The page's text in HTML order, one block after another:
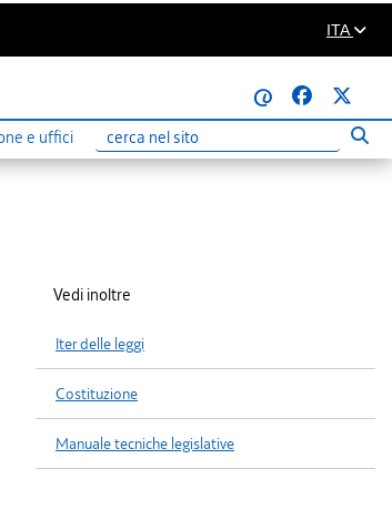
ITA
@
e uffici
Ricerca
Vedi inoltre
Iter delle leggi
Costituzione
Manuale tecniche legislative